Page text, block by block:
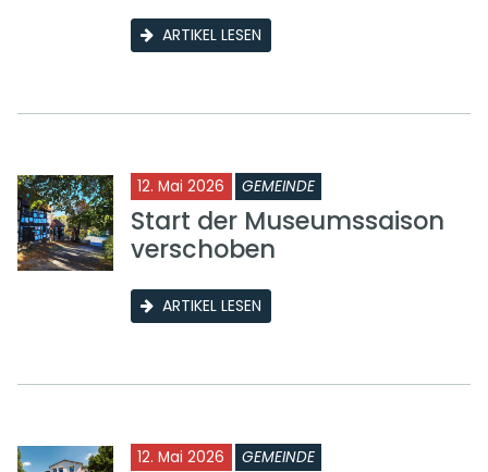
ARTIKEL LESEN
12. Mai 2026 GEMEINDE
Start der Museumssaison
verschoben
ARTIKEL LESEN
12. Mai 2026 GEMEINDE